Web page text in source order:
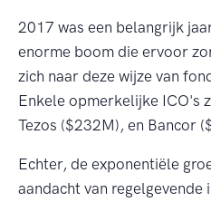
2017 was een belangrijk
enorme boom die ervoor
zich naar deze wijze van
Enkele opmerkelijke ICO's
Tezos ($232M), en Bancor
Echter, de exponentiële
aandacht van regelgevende